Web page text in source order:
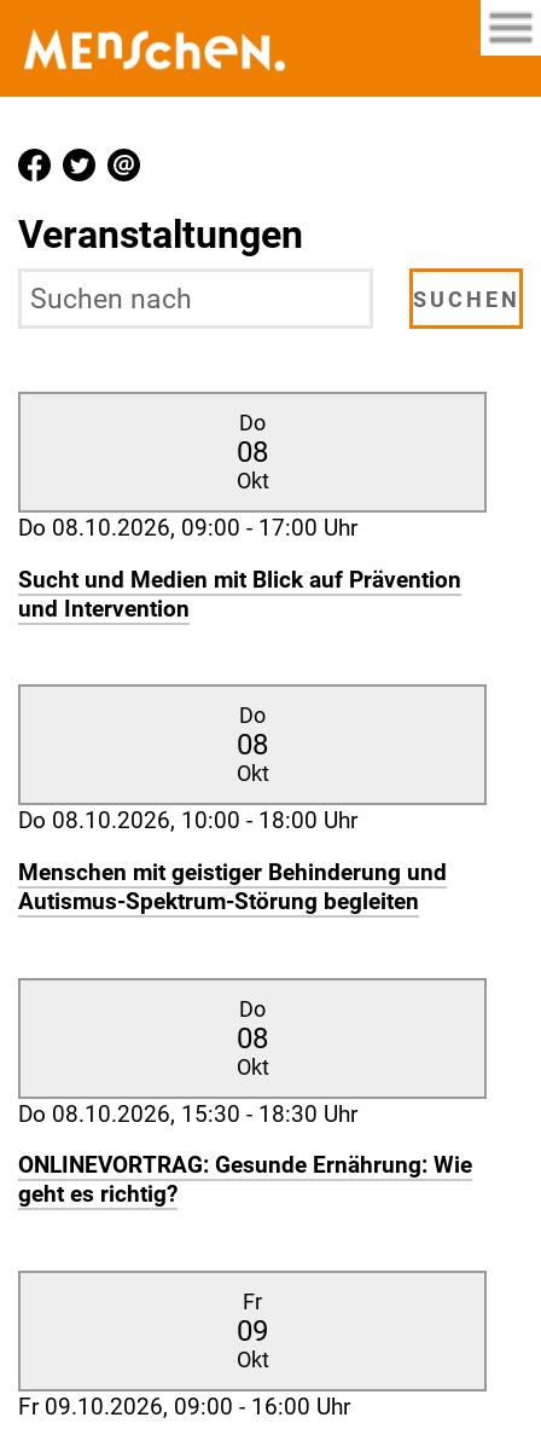
Veranstaltungen
Do
08
Okt
Do 08.10.2026, 09:00 - 17:00 Uhr
Sucht und Medien mit Blick auf Prävention
und Intervention
Do
08
Okt
Do 08.10.2026, 10:00 - 18:00 Uhr
Menschen mit geistiger Behinderung und
Autismus-Spektrum-Störung begleiten
Do
08
Okt
Do 08.10.2026, 15:30 - 18:30 Uhr
ONLINEVORTRAG: Gesunde Ernährung: Wie
geht es richtig?
Fr
09
Okt
Fr 09.10.2026, 09:00 - 16:00 Uhr